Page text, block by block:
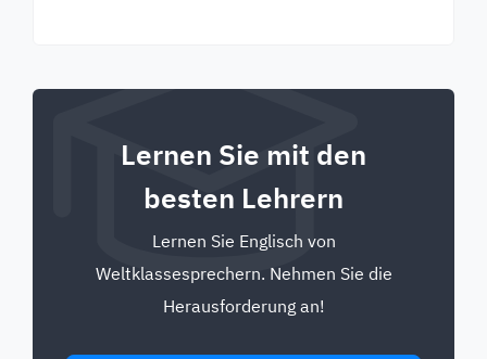
Lernen Sie mit den
besten Lehrern
Lernen Sie Englisch von
Weltklassesprechern. Nehmen Sie die
Herausforderung an!